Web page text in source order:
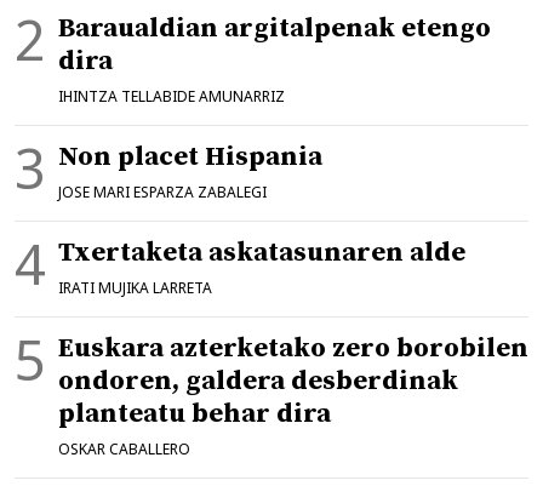
Baraualdian argitalpenak etengo
dira
IHINTZA TELLABIDE AMUNARRIZ
Non placet Hispania
JOSE MARI ESPARZA ZABALEGI
Txertaketa askatasunaren alde
IRATI MUJIKA LARRETA
Euskara azterketako zero borobilen
ondoren, galdera desberdinak
planteatu behar dira
OSKAR CABALLERO